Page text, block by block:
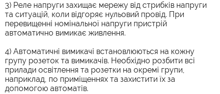
3) Реле напруги захищає мережу від стрибків напруги
та ситуацій, коли відгоряє нульовий провід. При
перевищенні номінальної напруги пристрій
автоматично вимикає живлення.
4) Автоматичні вимикачі встановлюються на кожну
групу розеток та вимикачів. Необхідно розбити всі
прилади освітлення та розетки на окремі групи,
наприклад, по приміщеннях та захистити їх за
допомогою автоматів.